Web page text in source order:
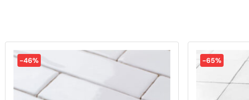
-46% -65%